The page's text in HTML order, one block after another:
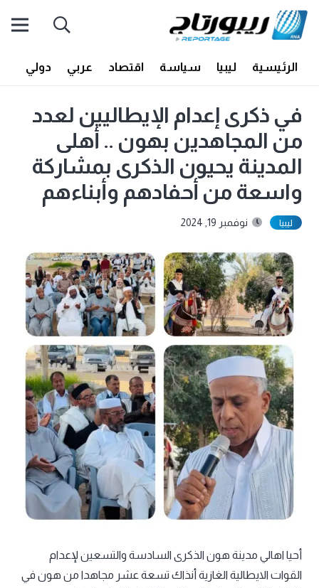
الرئيسية ليبيا سياسة اقتصاد عربي دولي
في ذكرى إعدام الإيطاليين لعدد
من المجاهدين بهون .. أهلى
المدينة يحيون الذكرى بمشاركة
واسعة من أحفادهم وأبناءهم
ليبيا نوفمبر 19, 2024
أحيا اهالي مدينة هون الذكرى السادسة والتسعين لإعدام
القوات الايطالية الغازية أنذاك تسعة عشر مجاهدا من هون في